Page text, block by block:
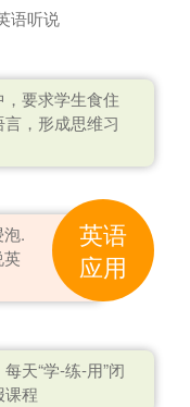
语听说
要求学生食住
，形成思维习
英语
应用
.
英
天“学-练-用”闭
课程